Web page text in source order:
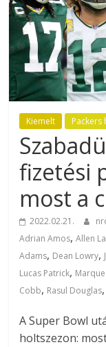
Kiemelt Packers
fizetési
most a
2022.02.21.
Adrian Amos,Allen
Adams, Dean Lowry,
Lucas Patrick,
Cobb, Rasul Douglas,
A Super Bowl
holtszezon: